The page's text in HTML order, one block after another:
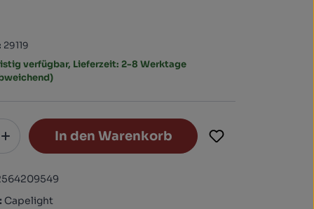
29119
verfügbar, Lieferzeit: 2-8 Werktage
In den Warenkorb
Capelight